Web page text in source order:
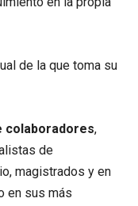
de la que toma su
colaboradores,
de
magistrados y en
en sus más